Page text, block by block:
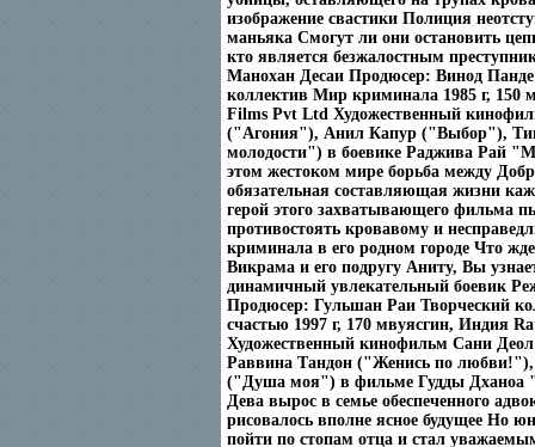
изображение свастики Полиция
маньяка Смогут ли они остановить
кто является безжалостным
Манохан Десаи Продюсер: Винод Панде
коллектив Мир криминала 1985 г,
Films Pvt Ltd Художественный
("Агония"), Анил Капур ("Выбор"),
молодости") в боевике Раджива Рай
этом жестоком мире борьба между
обязательная составляющая жизни
герой этого захватывающего фильма
противостоять кровавому и
криминала в его родном городе Что
Викрама и его подругу Аниту, Вы
динамичный увлекательный боевик
Продюсер: Гульшан Раи Творческий
счастью 1997 г, 170 мвуясгин, Индия
Художественный кинофильм Сани
Раввина Тандон ("Женись по
("Душа моя") в фильме Гудды Дханоа
Дева вырос в семье обеспеченного
рисовалось вполне ясное будущее Но
пойти по стопам отца и стал